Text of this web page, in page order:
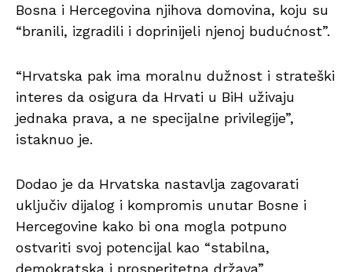
Bosna i Hercegovina njihova domovina, koju su
“branili, izgradili i doprinijeli njenoj budućnost”.
“Hrvatska pak ima moralnu dužnost i strateški
interes da osigura da Hrvati u BiH uživaju
jednaka prava, a ne specijalne privilegije”,
istaknuo je.
Dodao je da Hrvatska nastavlja zagovarati
uključiv dijalog i kompromis unutar Bosne i
Hercegovine kako bi ona mogla potpuno
ostvariti svoj potencijal kao “stabilna,
demokratska i prosperitetna država”.